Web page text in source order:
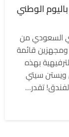
الوطني
السعودي من
قائمة
بهذه
مع بعض: 1- فندق ويستن سيتي
تقدر…